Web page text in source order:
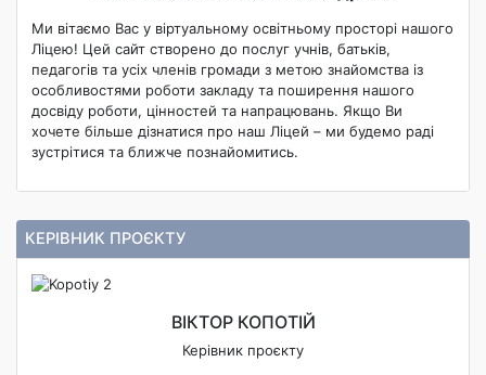
Ми вітаємо Вас у віртуальному освітньому просторі нашого
Ліцею! Цей сайт створено до послуг учнів, батьків,
педагогів та усіх членів громади з метою знайомства із
особливостями роботи закладу та поширення нашого
досвіду роботи, цінностей та напрацювань. Якщо Ви
хочете більше дізнатися про наш Ліцей – ми будемо раді
зустрітися та ближче познайомитись.
КЕРІВНИК ПРОЄКТУ
ВІКТОР КОПОТІЙ
Керівник проєкту